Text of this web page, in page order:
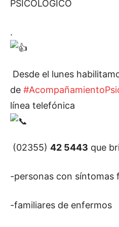
PSICOLÓGICO
.
Desde el lunes
de
línea telefónica
(02355) 42 5443 que
-personas con síntomas
-familiares de enfermos